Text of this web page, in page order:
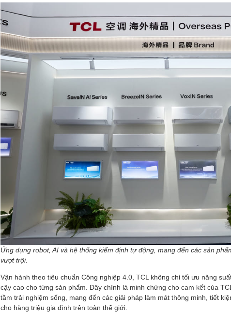
Ứng dụng robot, AI và hệ thống kiểm định tự động, mang đến các sản
vượt trội.
Vận hành theo tiêu chuẩn Công nghiệp 4.0, TCL không chỉ tối ưu năng
cậy cao cho từng sản phẩm. Đây chính là minh chứng cho cam kết của
tầm trải nghiệm sống, mang đến các giải pháp làm mát thông minh, tiết
cho hàng triệu gia đình trên toàn thế giới.